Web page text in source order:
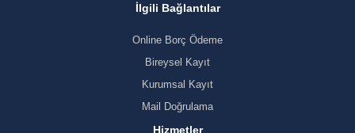
İlgili Bağlantılar
Online Borç Ödeme
Bireysel Kayıt
Kurumsal Kayıt
Mail Doğrulama
Hizmetler